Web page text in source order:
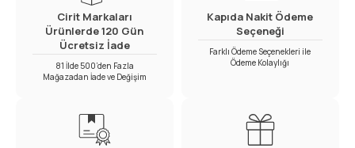
Cirit Markaları
Ürünlerde 120 Gün
Ücretsiz İade
81 İlde 500’den Fazla
Mağazadan İade ve Değişim
Kapıda Nakit Ödeme
Seçeneği
Farklı Ödeme Seçenekleri ile
Ödeme Kolaylığı